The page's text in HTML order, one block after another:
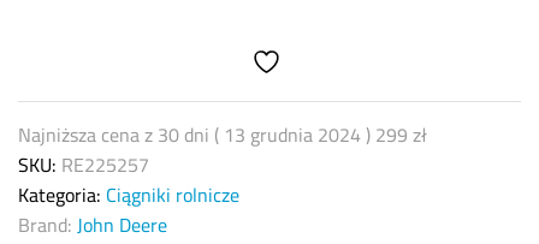
RE225257
quantity
Najniższa cena z 30 dni ( 13 grudnia 2024)299zł
SKU: RE225257
Kategoria: Ciągniki rolnicze
Brand:John Deere